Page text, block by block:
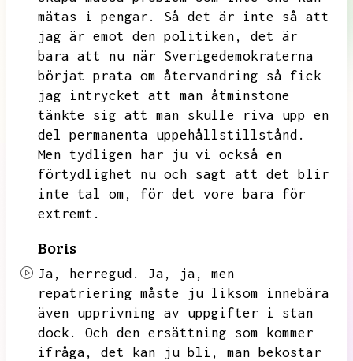
mätas i pengar.
Så det är inte så att
jag är emot den politiken,
det är
bara att nu när Sverigedemokraterna
börjat prata om återvandring så fick
jag intrycket att man åtminstone
tänkte sig att man skulle riva upp en
del permanenta uppehållstillstånd.
Men tydligen har ju vi också en
förtydlighet nu och sagt att det blir
inte tal om,
för det vore bara för
extremt.
Boris
Ja, herregud. Ja, ja,
men
repatriering måste ju liksom innebära
även upprivning av uppgifter i stan
dock.
Och den ersättning som kommer
ifråga,
det kan ju bli,
man bekostar